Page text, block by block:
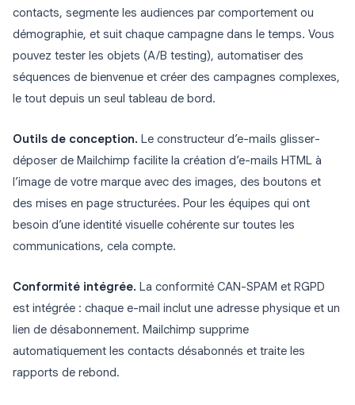
contacts, segmente les audiences par comportement ou
démographie, et suit chaque campagne dans le temps. Vous
pouvez tester les objets (A/B testing), automatiser des
séquences de bienvenue et créer des campagnes complexes,
le tout depuis un seul tableau de bord.
Outils de conception. Le constructeur d’e-mails glisser-
déposer de Mailchimp facilite la création d’e-mails HTML à
l’image de votre marque avec des images, des boutons et
des mises en page structurées. Pour les équipes qui ont
besoin d’une identité visuelle cohérente sur toutes les
communications, cela compte.
Conformité intégrée. La conformité CAN-SPAM et RGPD
est intégrée : chaque e-mail inclut une adresse physique et un
lien de désabonnement. Mailchimp supprime
automatiquement les contacts désabonnés et traite les
rapports de rebond.